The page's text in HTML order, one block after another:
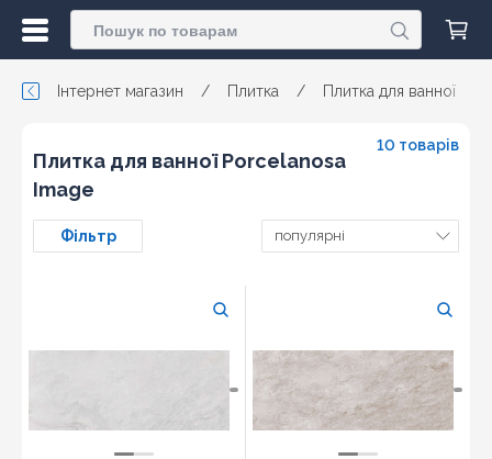
Інтернет магазин / Плитка / Плитка для ванної
Плитка для ванної Porcelanosa
Image
10 товарів
Фільтр популярні